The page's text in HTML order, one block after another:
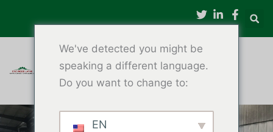
を
We've detected you might be
speaking a different language.
Do you want to change to:
EN